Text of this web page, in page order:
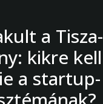
a Tisza-
kikre kell
a startup-